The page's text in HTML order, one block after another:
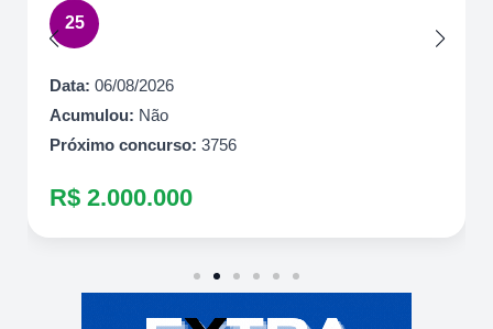
25
Data: 06/08/2026
Acumulou: Não
Próximo concurso: 3756
R$ 2.000.000